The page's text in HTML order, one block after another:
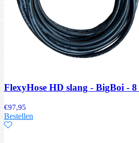
FlexyHose HD slang - BigBoi -
€97,95
Bestellen